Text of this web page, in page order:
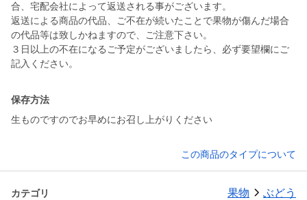
合、宅配会社によって返送される事がございます。
返送による商品の代品、ご不在が続いたことで果物が傷んだ場合
の代品等は致しかねますので、ご注意下さい。
３日以上の不在になるご予定がございましたら、必ず要望欄にご
保存方法
生ものですのでお早めにお召し上がりください
この商品のタイプについて
カテゴリ 果物 ぶどう